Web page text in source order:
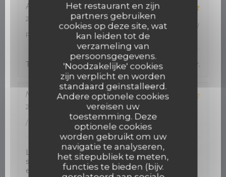
Het restaurant en zijn
partners gebruiken
cookies op deze site, wat
kan leiden tot de
verzameling van
persoonsgegevens.
'Noodzakelijke' cookies
zijn verplicht en worden
standaard geïnstalleerd.
Andere optionele cookies
vereisen uw
toestemming. Deze
optionele cookies
worden gebruikt om uw
navigatie te analyseren,
het sitepubliek te meten,
functies te bieden (bijv.
Aurélie
2026-08-05
- 12:15 - Gasten 5
5/5 Atmosfeer :5/5 Keuken :5/5
Kwaliteit /
Prijs
Très bonne découverte. Adresse à recommander.
Marie Celine M
2026-08-05
- 12:45 - Gasten 4
Atmosfeer:4/5 Keuken:4
/ Prijs
L accueil très bien .juste un peu long pour le
service. Très bonne cuisine et rapport qualité
excellente